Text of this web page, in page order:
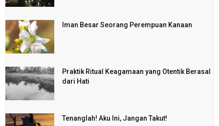
Iman Besar Seorang Perempuan Kanaan
Praktik Ritual Keagamaan yang Otentik Berasal
dari Hati
Tenanglah! Aku Ini, Jangan Takut!